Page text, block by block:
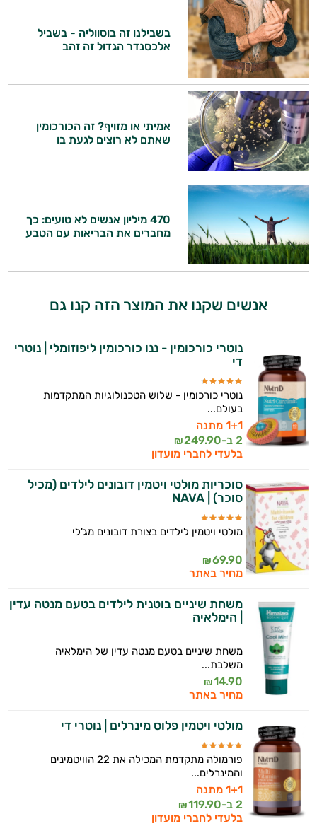
בשבילנו זה בוסווליה - בשביל
אלכסנדר הגדול זה זהב
אמיתי או מזויף? זה הכורכומין
שאתם לא רוצים לגעת בו
470 מיליון אנשים לא טועים: כך
מחברים את הבריאות עם הטבע
אנשים שקנו את המוצר הזה קנו גם
נוטרי כורכומין - ננו כורכומין ליפוזומלי | נוטרי
די
נוטרי כורכומין - שלוש הטכנולוגיות המתקדמות
בעולם...
1+1 מתנה
2 ב-
249.90
₪
בלעדי לחברי מועדון
סוכריות מולטי ויטמין דובונים לילדים (מכיל
סוכר) | NAVA
מולטי ויטמין לילדים בצורת דובונים מג'לי
69.90
₪
מחיר באתר
משחת שיניים בוטנית לילדים בטעם מנטה עדין
| הימלאיה
משחת שיניים בטעם מנטה עדין של הימלאיה
משלבת...
14.90
₪
מחיר באתר
מולטי ויטמין פלוס מינרלים | נוטרי די
פורמולה מתקדמת המכילה את 22 הוויטמינים
והמינרלים...
1+1 מתנה
2 ב-
119.90
₪
בלעדי לחברי מועדון
היי,
אני יועץ הבריאות האישי AI של טבע בריא.
התשובות שלי מבוססות על מאגרי מידע קליניים
וספרות מקצועית בתחומי הרפואה הטבעית
ותזונת הספורט.
אני כאן כדי לעזור לך להתאים את תוספי
התזונה ומוצרי הבריאות המדויקים למטרות
ולמצב הגופני שלך, ולהסביר לך אילו רכיבים
זה הזמן להתחיל. איך אוכל לעזור?